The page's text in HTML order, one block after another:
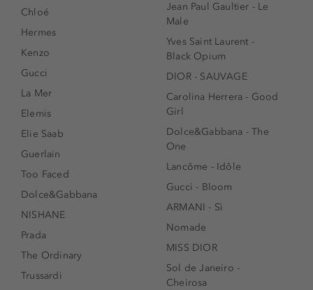
Chloé
Hermes
Kenzo
Gucci
La Mer
Elemis
Elie Saab
Guerlain
Too Faced
Dolce&Gabbana
NISHANE
Prada
The Ordinary
Trussardi
Jean Paul Gaultier - Le
Male
Yves Saint Laurent -
Black Opium
DIOR - SAUVAGE
Carolina Herrera - Good
Girl
Dolce&Gabbana - The
One
Lancôme - Idôle
Gucci - Bloom
ARMANI - Sì
Nomade
MISS DIOR
Sol de Janeiro -
Cheirosa